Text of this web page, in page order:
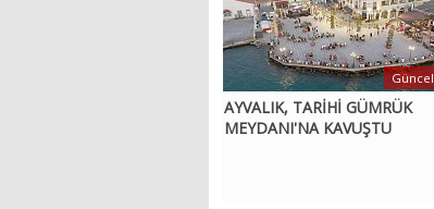
AYVALIK, TARİHİ GÜMRÜK
MEYDANI'NA KAVUŞTU
Güncel